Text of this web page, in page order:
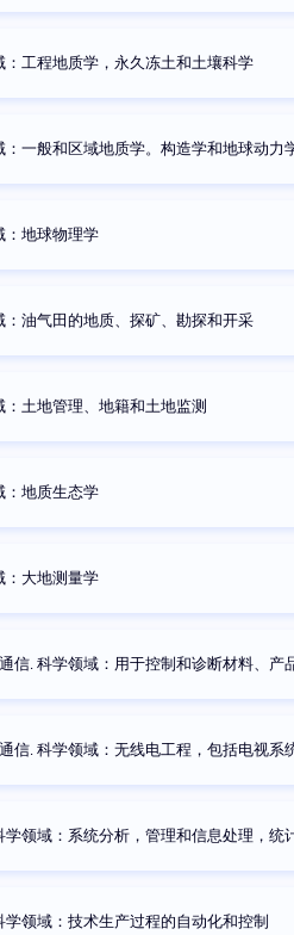
工程地质学，永久冻土和土壤科学
一般和区域地质学。构造学和地球动力
：地球物理学
油气田的地质、探矿、勘探和开采
土地管理、地籍和土地监测
：地质生态学
：大地测量学
信. 科学领域：用于控制和诊断材料、
信. 科学领域：无线电工程，包括电视系
领域：系统分析，管理和信息处理，统
领域：技术生产过程的自动化和控制